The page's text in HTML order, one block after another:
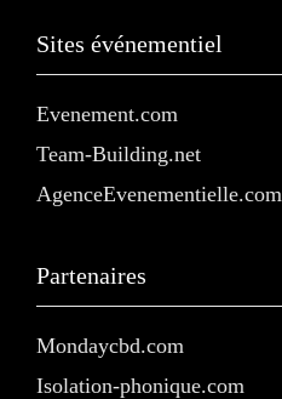
Sites événementiel
Evenement.com
Team-Building.net
AgenceEvenementielle.com
Partenaires
Mondaycbd.com
Isolation-phonique.com